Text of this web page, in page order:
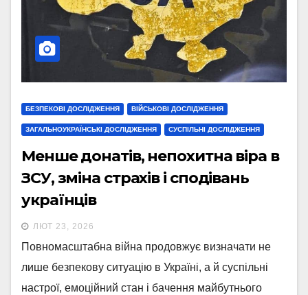
БЕЗПЕКОВІ ДОСЛІДЖЕННЯ ВІЙСЬКОВІ ДОСЛІДЖЕННЯ
ЗАГАЛЬНОУКРАЇНСЬКІ ДОСЛІДЖЕННЯ СУСПІЛЬНІ ДОСЛІДЖЕННЯ
Менше донатів, непохитна віра в
ЗСУ, зміна страхів і сподівань
українців
ЛЮТ 23, 2026
Повномасштабна війна продовжує визначати не
лише безпекову ситуацію в Україні, а й суспільні
настрої, емоційний стан і бачення майбутнього